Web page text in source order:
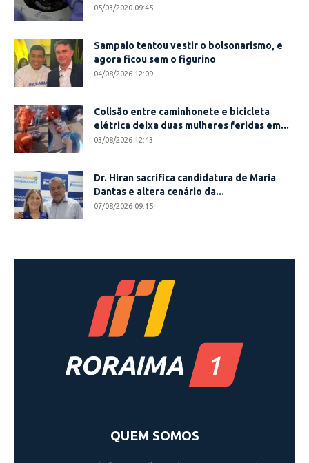
05/03/2020 09:45
Sampaio tentou vestir o bolsonarismo, e
agora ficou sem o figurino
04/08/2026 12:09
Colisão entre caminhonete e bicicleta
elétrica deixa duas mulheres feridas em...
03/08/2026 12:43
Dr. Hiran sacrifica candidatura de Maria
Dantas e altera cenário da...
07/08/2026 09:15
QUEM SOMOS